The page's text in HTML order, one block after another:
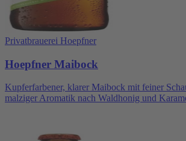
Privatbrauerei Hoepfner
Hoepfner Maibock
Kupferfarbener, klarer Maibock mit feiner
malziger Aromatik nach Waldhonig und